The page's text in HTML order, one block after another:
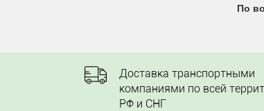
По
Доставка транспортными
компаниями по всей
РФ и СНГ